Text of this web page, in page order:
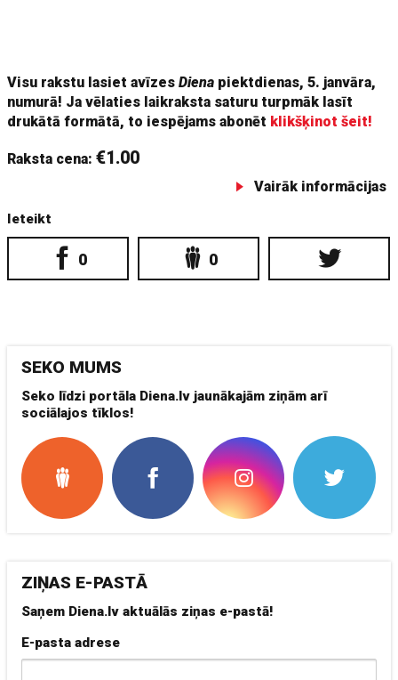
Visu rakstu lasiet avīzesDiena piektdienas, 5. janvāra,
numurā! Ja vēlaties laikraksta saturu turpmāk lasīt
drukātā formātā, to iespējams abonēt klikšķinot šeit!
Raksta cena:€1.00
Vairāk informācijas
Ieteikt
0 0
SEKO MUMS
Seko līdzi portāla Diena.lv jaunākajām ziņām arī
sociālajos tīklos!
ZIŅAS E-PASTĀ
Saņem Diena.lv aktuālās ziņas e-pastā!
E-pasta adrese